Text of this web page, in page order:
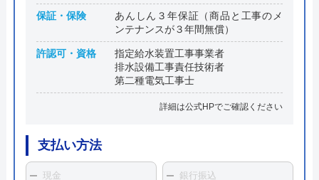
保証・保険
あんしん３年保証（商品と工事のメ
ンテナンスが３年間無償）
許認可・資格
指定給水装置工事事業者
排水設備工事責任技術者
第二種電気工事士
詳細は公式HPでご確認ください
支払い方法
現金 銀行振込